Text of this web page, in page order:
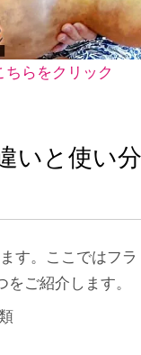
らをクリック
いと使い分
す。ここではフラ
ご紹介します。